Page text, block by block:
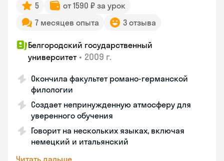
5
от 1590 ₽ за урок
7 месяцев опыта
3 отзыва
Белгородский государственный
университет • 2009 г.
Окончила факультет романо-германской
филологии
Создает непринужденную атмосферу для
уверенного обучения
Говорит на нескольких языках, включая
немецкий и итальянский
Читать дальше